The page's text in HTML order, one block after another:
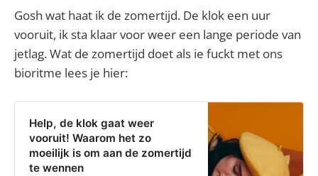
Gosh wat haat ik de zomertijd. De klok een uur
vooruit, ik sta klaar voor weer een lange periode van
jetlag. Wat de zomertijd doet als ie fuckt met ons
bioritme lees je hier:
Help, de klok gaat weer
vooruit! Waarom het zo
moeilijk is om aan de zomertijd
te wennen